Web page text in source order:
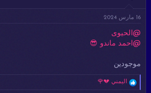
:
16 مارس 2024
@الحيوى
@احمد ماندو 😎
موجودين
ل
اليمني 💔🌹